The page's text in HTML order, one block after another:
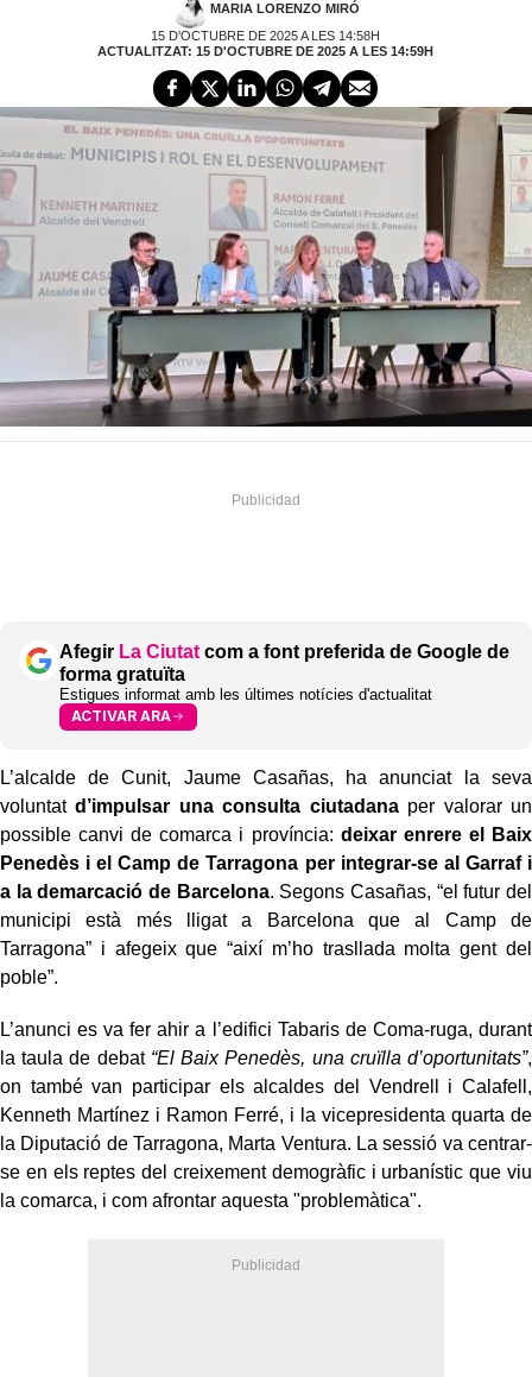
MARIA LORENZO MIRÓ
15 D'OCTUBRE DE 2025 A LES 14:58H
ACTUALITZAT: 15 D'OCTUBRE DE 2025 A LES 14:59H
Afegir La Ciutat com a font preferida de Google de
forma gratuïta
Estigues informat amb les últimes notícies d'actualitat
ACTIVAR ARA
L’alcalde de Cunit, Jaume Casañas, ha anunciat la seva
voluntatd’impulsar una consulta ciutadanaper valorar un
possible canvi de comarca i província: deixar enrere el Baix
Penedès i el Camp de Tarragona per integrar-se al Garraf i
a la demarcació de Barcelona. Segons Casañas, “el futur del
municipi està més lligat a Barcelona que al Camp de
Tarragona” i afegeix que “així m’ho trasllada molta gent del
poble”.
L’anunci es va fer ahir a l’edifici Tabaris de Coma-ruga, durant
la taula de debat “El Baix Penedès, una cruïlla d’oportunitats”,
on també van participar els alcaldes del Vendrell i Calafell,
Kenneth Martínez i Ramon Ferré, i la vicepresidenta quarta de
la Diputació de Tarragona, Marta Ventura. La sessió va centrar-
se en els reptes del creixement demogràfic i urbanístic que viu
la comarca, i com afrontar aquesta "problemàtica".